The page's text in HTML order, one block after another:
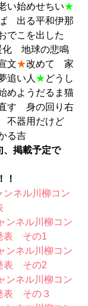
い始めせちい★
　出る平和伊那
でこを出した
化　地球の悲鳴
文★改めて　家
追い人 ★どうし
めようだるま猫
す　身の回り右
不器用だけど
る吉
、掲載予定で
！
ンネル川柳コン
ンネル川柳コン
表　その1
ンネル川柳コン
表　その2
ンネル川柳コン
　その３